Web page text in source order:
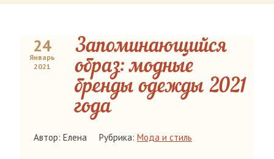
24
Январь
2021
Запоминающийся
образ: модные
бренды одежды 2021
года
Автор: Елена Рубрика: Мода и стиль